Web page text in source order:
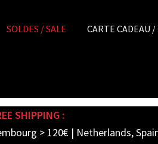
SOLDES / SALE CARTE CADEAU /
SHIPPING :
> 120€ | Netherlands,